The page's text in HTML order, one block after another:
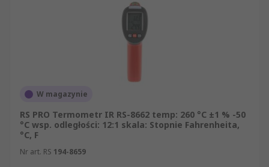
W magazynie
RS PRO Termometr IR RS-8662 temp: 260 °C ±1 % -50
°C wsp. odległości: 12:1 skala: Stopnie Fahrenheita,
°C, F
Nr art. RS 194-8659